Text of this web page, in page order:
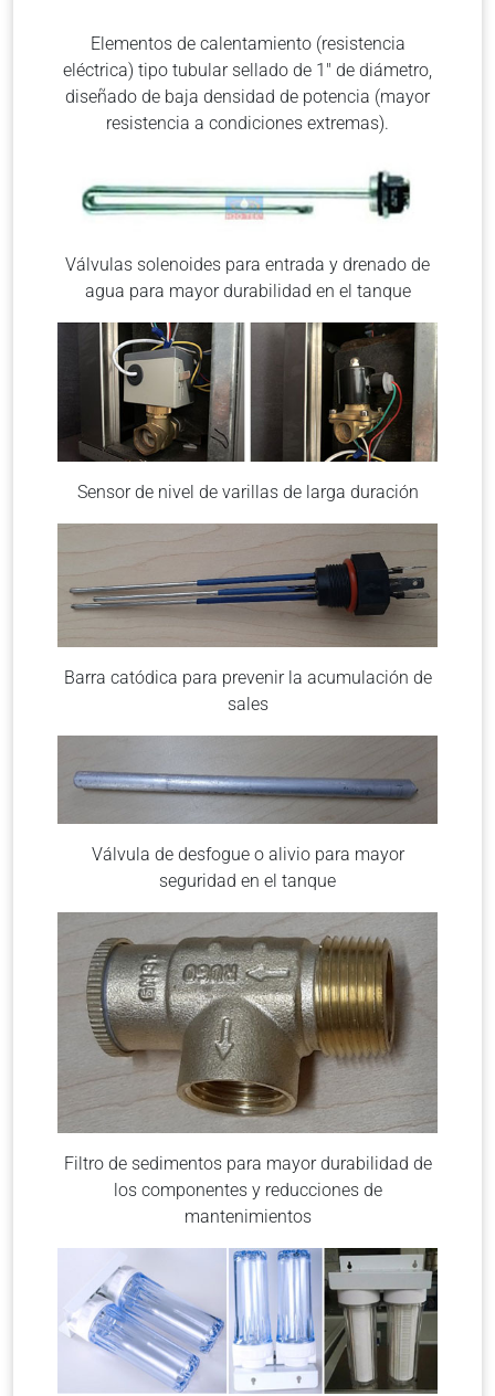
Elementos de calentamiento (resistencia
eléctrica) tipo tubular sellado de 1″ de diámetro,
diseñado de baja densidad de potencia (mayor
resistencia a condiciones extremas).
Válvulas solenoides para entrada y drenado de
agua para mayor durabilidad en el tanque
Sensor de nivel de varillas de larga duración
Barra catódica para prevenir la acumulación de
sales
Válvula de desfogue o alivio para mayor
seguridad en el tanque
Filtro de sedimentos para mayor durabilidad de
los componentes y reducciones de
mantenimientos